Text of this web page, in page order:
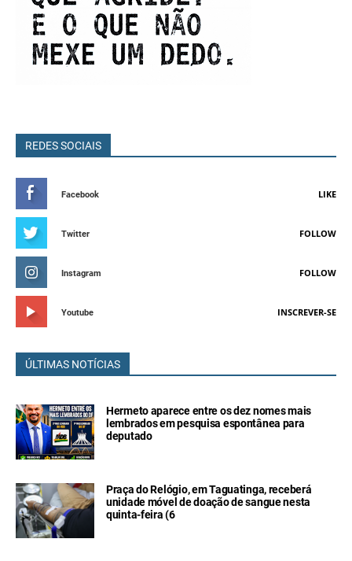
REDES SOCIAIS
Facebook LIKE
Twitter FOLLOW
Instagram FOLLOW
Youtube INSCREVER-SE
ÚLTIMAS NOTÍCIAS
Hermeto aparece entre os dez nomes mais
lembrados em pesquisa espontânea para
deputado
Praça do Relógio, em Taguatinga, receberá
unidade móvel de doação de sangue nesta
quinta-feira (6